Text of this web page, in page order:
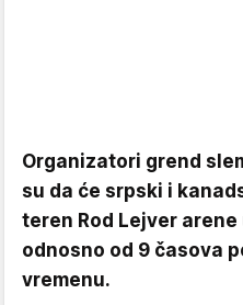
Organizatori grend
su da će srpski i
teren Rod Lejver
odnosno od 9 časova
vremenu.